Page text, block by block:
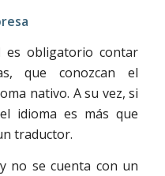
es obligatorio contar
que conozcan el
nativo. A su vez, si
idioma es más que
traductor.
no se cuenta con un